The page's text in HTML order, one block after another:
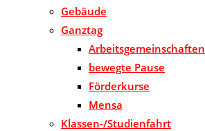
Gebäude
Ganztag
Arbeitsgemeinschaften
bewegte Pause
Förderkurse
Mensa
Klassen-/Studienfahrt